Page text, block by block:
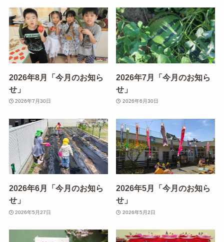
2026年8月「今月のお知ら
せ」
2026年7月30日
2026年7月「今月のお知ら
せ」
2026年6月30日
2026年6月「今月のお知ら
せ」
2026年5月27日
2026年5月「今月のお知ら
せ」
2026年5月2日